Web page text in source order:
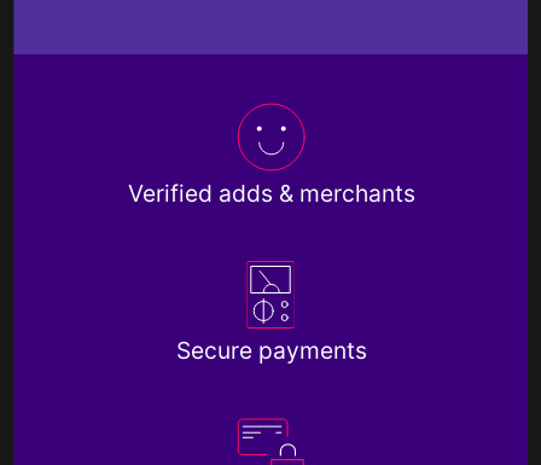
Verified adds & merchants
Secure payments